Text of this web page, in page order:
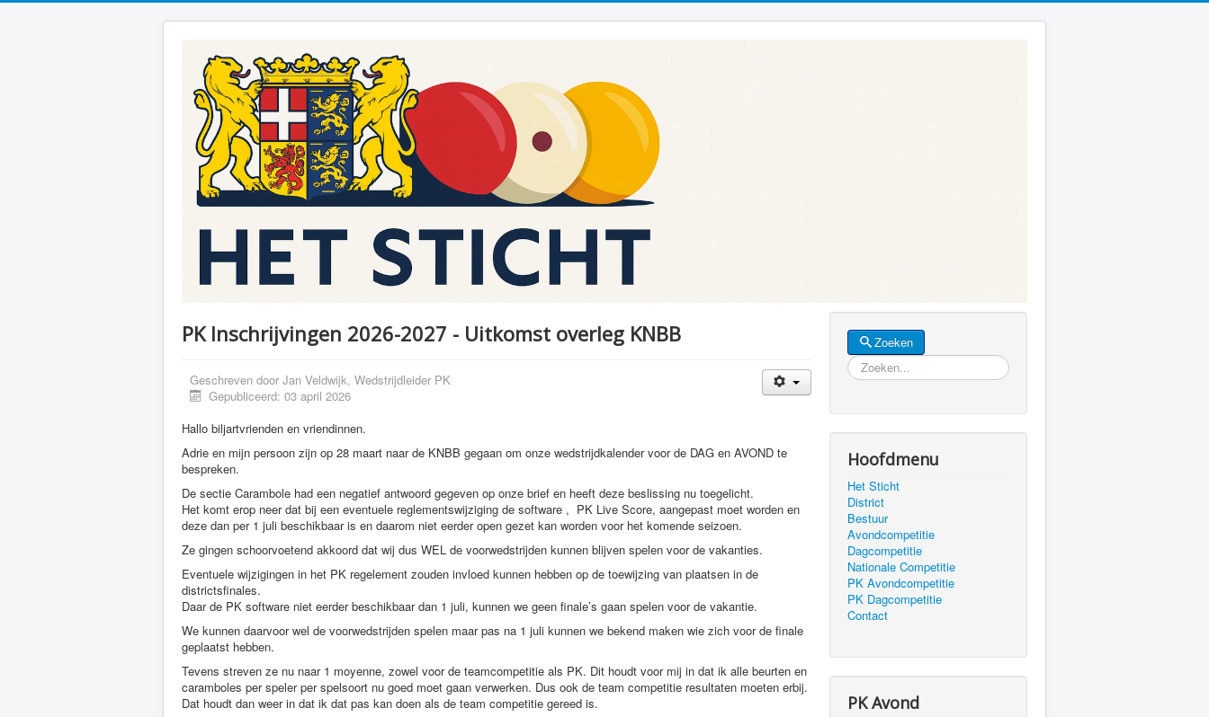
PK Inschrijvingen 2026-2027 - Uitkomst overleg KNBB
Geschreven door Jan Veldwijk, Wedstrijdleider PK
Gepubliceerd: 03 april 2026
Hallo biljartvrienden en vriendinnen.
Adrie en mijn persoon zijn op 28 maart naar de KNBB gegaan om onze wedstrijdkalender voor de DAG en AVOND te
bespreken.
De sectie Carambole had een negatief antwoord gegeven op onze brief en heeft deze beslissing nu toegelicht.
Het komt erop neer dat bij een eventuele reglementswijziging de software , PK Live Score, aangepast moet worden en
deze dan per 1 juli beschikbaar is en daarom niet eerder open gezet kan worden voor het komende seizoen.
Ze gingen schoorvoetend akkoord dat wij dus WEL de voorwedstrijden kunnen blijven spelen voor de vakanties.
Eventuele wijzigingen in het PK regelement zouden invloed kunnen hebben op de toewijzing van plaatsen in de
districtsfinales.
Daar de PK software niet eerder beschikbaar dan 1 juli, kunnen we geen finale’s gaan spelen voor de vakantie.
We kunnen daarvoor wel de voorwedstrijden spelen maar pas na 1 juli kunnen we bekend maken wie zich voor de finale
geplaatst hebben.
Tevens streven ze nu naar 1 moyenne, zowel voor de teamcompetitie als PK. Dit houdt voor mij in dat ik alle beurten en
caramboles per speler per spelsoort nu goed moet gaan verwerken. Dus ook de team competitie resultaten moeten erbij.
Dat houdt dan weer in dat ik dat pas kan doen als de team competitie gereed is.
Zoeken
Zoeken
Hoofdmenu
Het Sticht
District
Bestuur
Avondcompetitie
Dagcompetitie
Nationale Competitie
PK Avondcompetitie
PK Dagcompetitie
Contact
PK Avond